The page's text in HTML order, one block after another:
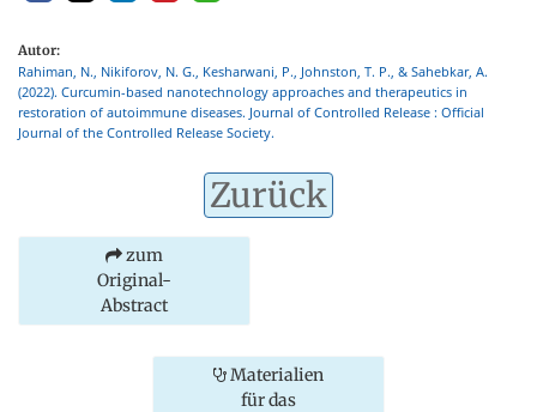
Autor:
Rahiman, N., Nikiforov, N. G., Kesharwani, P., Johnston, T. P., & Sahebkar, A.
(2022). Curcumin-based nanotechnology approaches and therapeutics in
restoration of autoimmune diseases. Journal of Controlled Release : Official
Journal of the Controlled Release Society.
Zurück
zum
Original-
Abstract
Materialien
für das